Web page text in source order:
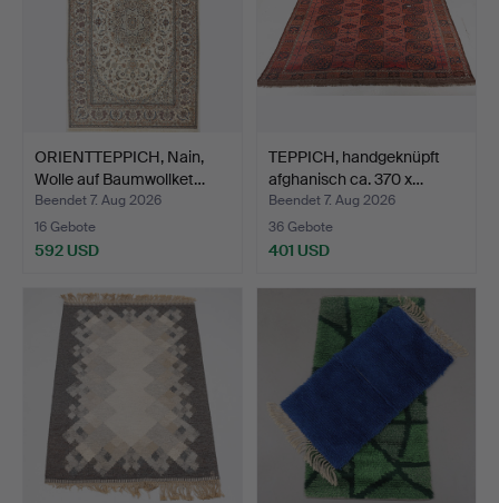
ORIENTTEPPICH, Nain,
Wolle auf Baumwollket…
Beendet 7. Aug 2026
16 Gebote
592 USD
TEPPICH, handgeknüpft
afghanisch ca. 370 x…
Beendet 7. Aug 2026
36 Gebote
401 USD